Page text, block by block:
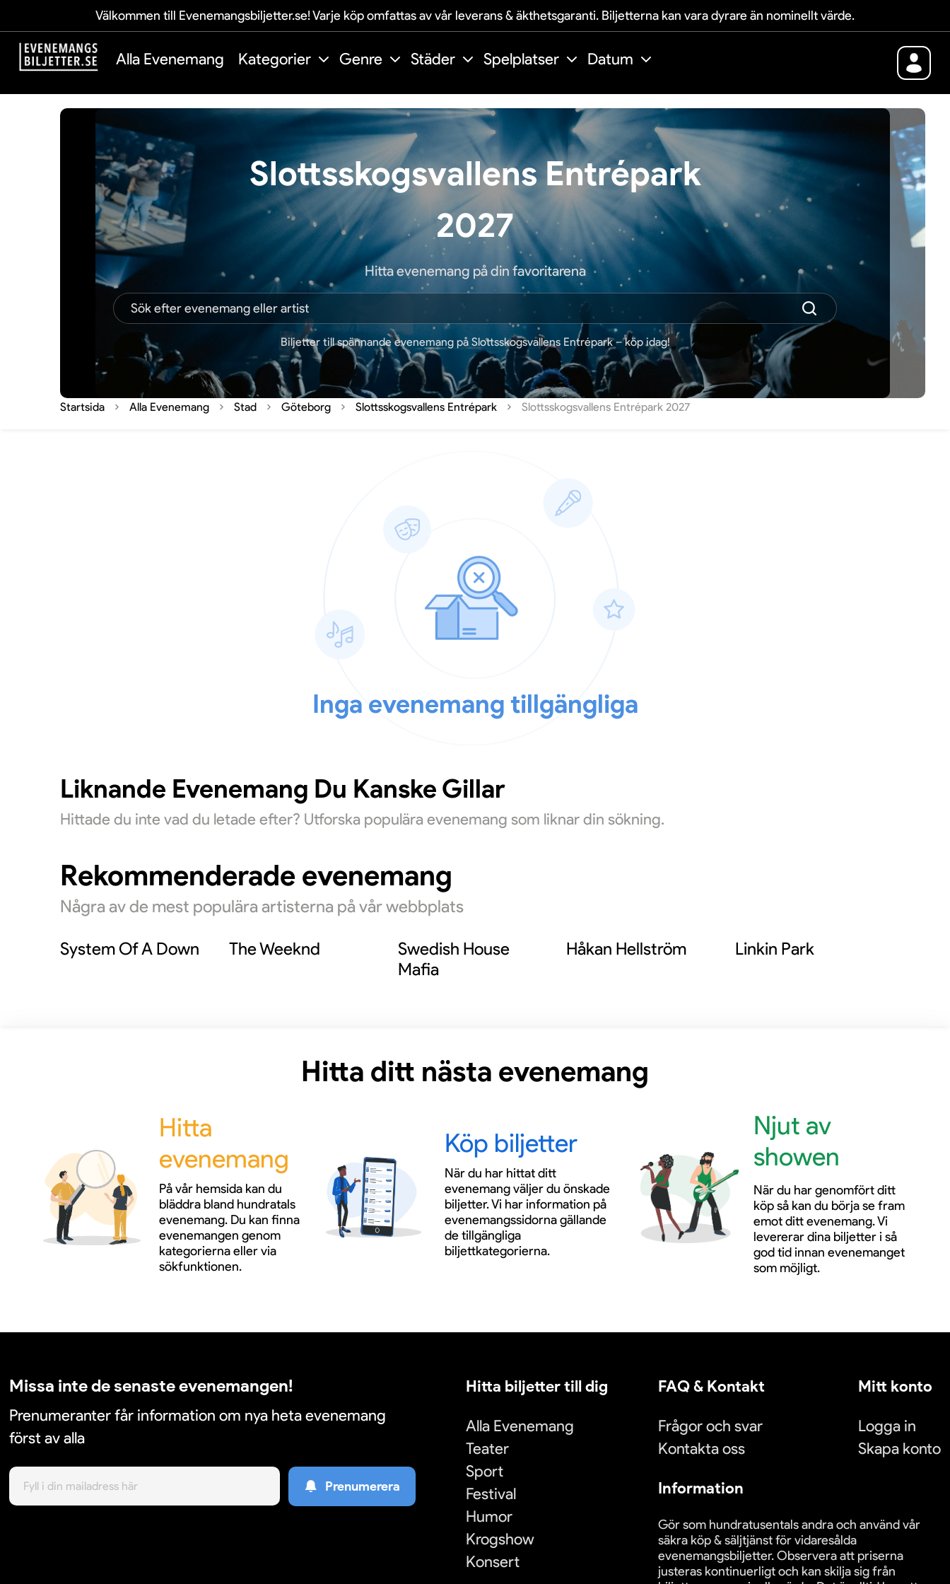
Välkommen till Evenemangsbiljetter.se! Varje köp omfattas av vår leverans & äkthetsgaranti. Biljetterna kan vara dyrare än nominellt värde.
Alla Evenemang Kategorier Genre Städer Spelplatser Datum
Slottsskogsvallens Entrépark
2027
Hitta evenemang på din favoritarena
Biljetter till spännande evenemang på Slottsskogsvallens Entrépark – köp idag!
Startsida Alla Evenemang Stad Göteborg Slottsskogsvallens Entrépark Slottsskogsvallens Entrépark 2027
Inga evenemang tillgängliga
Liknande Evenemang Du Kanske Gillar
Hittade du inte vad du letade efter? Utforska populära evenemang som liknar din sökning.
Rekommenderade evenemang
Några av de mest populära artisterna på vår webbplats
System Of A Down The Weeknd
Swedish House
Mafia
Håkan Hellström Linkin Park
Hitta ditt nästa evenemang
Hitta
evenemang
På vår hemsida kan du
bläddra bland hundratals
evenemang. Du kan finna
evenemangen genom
kategorierna eller via
sökfunktionen.
Köp biljetter
När du har hittat ditt
evenemang väljer du önskade
biljetter. Vi har information på
evenemangssidorna gällande
de tillgängliga
biljettkategorierna.
Njut av
showen
När du har genomfört ditt
köp så kan du börja se fram
emot ditt evenemang. Vi
levererar dina biljetter i så
god tid innan evenemanget
som möjligt.
Missa inte de senaste evenemangen!
Prenumeranter får information om nya heta evenemang
först av alla
Prenumerera
Hitta biljetter till dig
Alla Evenemang
Teater
Sport
Festival
Humor
Krogshow
Konsert
FAQ & Kontakt
Frågor och svar
Kontakta oss
Mitt konto
Logga in
Skapa konto
Information
Gör som hundratusentals andra och använd vår
säkra köp & säljtjänst för vidaresålda
evenemangsbiljetter. Observera att priserna
justeras kontinuerligt och kan skilja sig från